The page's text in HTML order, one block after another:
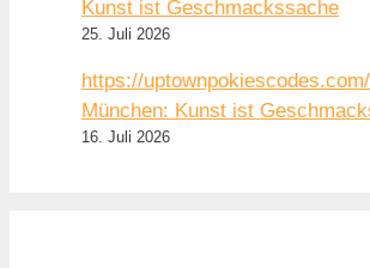
Kunst ist Geschmackssache
25. Juli 2026
https://
München: Kunst ist
16. Juli 2026